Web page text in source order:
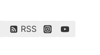
RSS